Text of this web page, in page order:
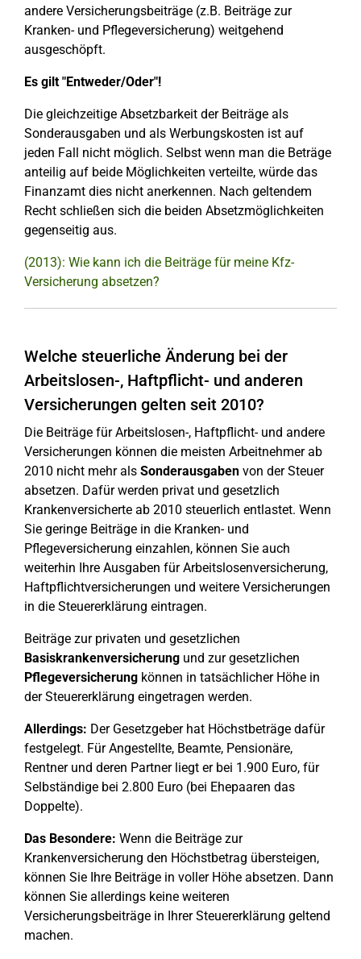
andere Versicherungsbeiträge (z.B. Beiträge zur
Kranken- und Pflegeversicherung) weitgehend
ausgeschöpft.
Es gilt "Entweder/Oder"!
Die gleichzeitige Absetzbarkeit der Beiträge als
Sonderausgaben und als Werbungskosten ist auf
jeden Fall nicht möglich. Selbst wenn man die Beträge
anteilig auf beide Möglichkeiten verteilte, würde das
Finanzamt dies nicht anerkennen. Nach geltendem
Recht schließen sich die beiden Absetzmöglichkeiten
gegenseitig aus.
(2013): Wie kann ich die Beiträge für meine Kfz-
Versicherung absetzen?
Welche steuerliche Änderung bei der
Arbeitslosen-, Haftpflicht- und anderen
Versicherungen gelten seit 2010?
Die Beiträge für Arbeitslosen-, Haftpflicht- und andere
Versicherungen können die meisten Arbeitnehmer ab
2010 nicht mehr als Sonderausgaben von der Steuer
absetzen. Dafür werden privat und gesetzlich
Krankenversicherte ab 2010 steuerlich entlastet. Wenn
Sie geringe Beiträge in die Kranken- und
Pflegeversicherung einzahlen, können Sie auch
weiterhin Ihre Ausgaben für Arbeitslosenversicherung,
Haftpflichtversicherungen und weitere Versicherungen
in die Steuererklärung eintragen.
Beiträge zur privaten und gesetzlichen
Basiskrankenversicherung und zur gesetzlichen
Pflegeversicherung können in tatsächlicher Höhe in
der Steuererklärung eingetragen werden.
Allerdings: Der Gesetzgeber hat Höchstbeträge dafür
festgelegt. Für Angestellte, Beamte, Pensionäre,
Rentner und deren Partner liegt er bei 1.900 Euro, für
Selbständige bei 2.800 Euro (bei Ehepaaren das
Doppelte).
Das Besondere: Wenn die Beiträge zur
Krankenversicherung den Höchstbetrag übersteigen,
können Sie Ihre Beiträge in voller Höhe absetzen. Dann
können Sie allerdings keine weiteren
Versicherungsbeiträge in Ihrer Steuererklärung geltend
machen.